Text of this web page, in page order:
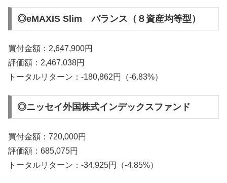
◎eMAXIS Slim バランス（８資産均等型）
買付金額：2,647,900円
評価額：2,467,038円
トータルリターン：-180,862円（-6.83%）
◎ニッセイ外国株式インデックスファンド
買付金額：720,000円
評価額：685,075円
トータルリターン：-34,925円（-4.85%）